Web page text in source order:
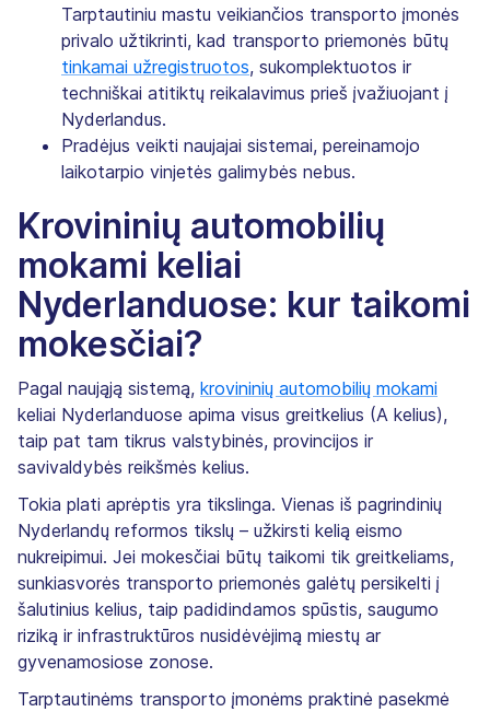
Tarptautiniu mastu veikiančios transporto įmonės
privalo užtikrinti, kad transporto priemonės būtų
tinkamai užregistruotos, sukomplektuotos ir
techniškai atitiktų reikalavimus prieš įvažiuojant į
Nyderlandus.
Pradėjus veikti naujajai sistemai, pereinamojo
laikotarpio vinjetės galimybės nebus.
Krovininių automobilių
mokami keliai
Nyderlanduose: kur taikomi
mokesčiai?
Pagal naująją sistemą, krovininių automobilių mokami
keliai Nyderlanduose apima visus greitkelius (A kelius),
taip pat tam tikrus valstybinės, provincijos ir
savivaldybės reikšmės kelius.
Tokia plati aprėptis yra tikslinga. Vienas iš pagrindinių
Nyderlandų reformos tikslų – užkirsti kelią eismo
nukreipimui. Jei mokesčiai būtų taikomi tik greitkeliams,
sunkiasvorės transporto priemonės galėtų persikelti į
šalutinius kelius, taip padidindamos spūstis, saugumo
riziką ir infrastruktūros nusidėvėjimą miestų ar
gyvenamosiose zonose.
Tarptautinėms transporto įmonėms praktinė pasekmė